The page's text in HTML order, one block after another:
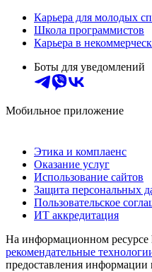
Карьера для молодых
Школа программистов
Карьера в
Боты для уведомлений
Мобильное приложение
Этика и комплаенс
Оказание услуг
Использование сайтов
Защита персональных
Пользовательское
ИТ аккредитация
На информационном ресурсе
рекомендательные
предоставления информации